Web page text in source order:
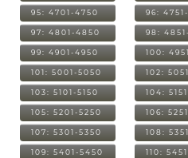
95: 4701-4750 96:
97: 4801-4850 98:
99: 4901-4950 100:
101: 5001-5050 102:
103: 5101-5150 104:
105: 5201-5250 106:
107: 5301-5350 108:
109: 5401-5450 110: